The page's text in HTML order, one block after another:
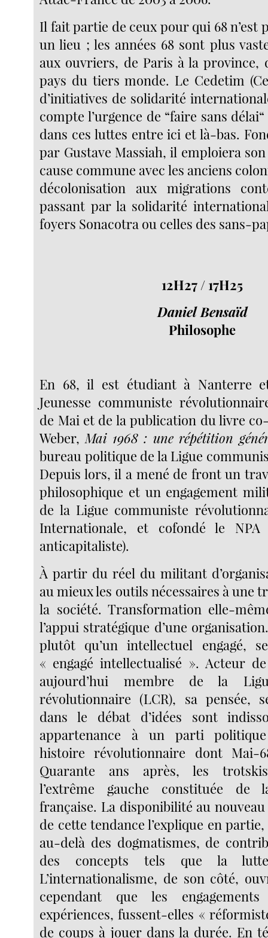
Il fait partie de ceux pour qui 68 n’est
un lieu ; les années 68 sont plus
aux ouvriers, de Paris à la province,
pays du tiers monde. Le Cedetim
d’initiatives de solidarité
compte l’urgence de “faire sans
dans ces luttes entre ici et là-bas.
par Gustave Massiah, il emploiera
cause commune avec les anciens
décolonisation aux migrations
passant par la solidarité
foyers Sonacotra ou celles des sans-
12H27 / 17H25
Daniel Bensaïd
Philosophe
En 68, il est étudiant à Nanterre
Jeunesse communiste
de Mai et de la publication du livre
Weber,Mai 1968 : une répétition
bureau politique de la Ligue
Depuis lors, il a mené de front un
philosophique et un engagement
de la Ligue communiste
Internationale, et cofondé le NPA
anticapitaliste).
À partir du réel du militant
au mieux les outils nécessaires à une
la société. Transformation elle-
l’appui stratégique d’une
plutôt qu’un intellectuel engagé,
« engagé intellectualisé ». Acteur
aujourd’hui membre de la
révolutionnaire (LCR), sa pensée,
dans le débat d’idées sont
appartenance à un parti
histoire révolutionnaire dont Mai-
Quarante ans après, les
l’extrême gauche constituée de
française. La disponibilité au
de cette tendance l’explique en
au-delà des dogmatismes, de
des concepts tels que la
L’internationalisme, de son côté,
cependant que les
expériences, fussent-elles «
de coups à jouer dans la durée. En